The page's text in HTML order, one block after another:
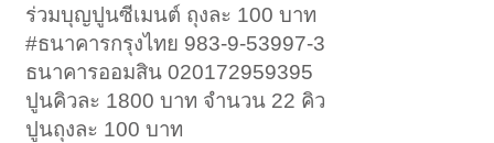
ร่วมบุญปูนซีเมนต์ ถุงละ 100 บาท
#ธนาคารกรุงไทย 983-9-53997-3
ธนาคารออมสิน 020172959395
ปูนคิวละ 1800 บาท จำนวน 22 คิว
ปูนถุงละ 100 บาท